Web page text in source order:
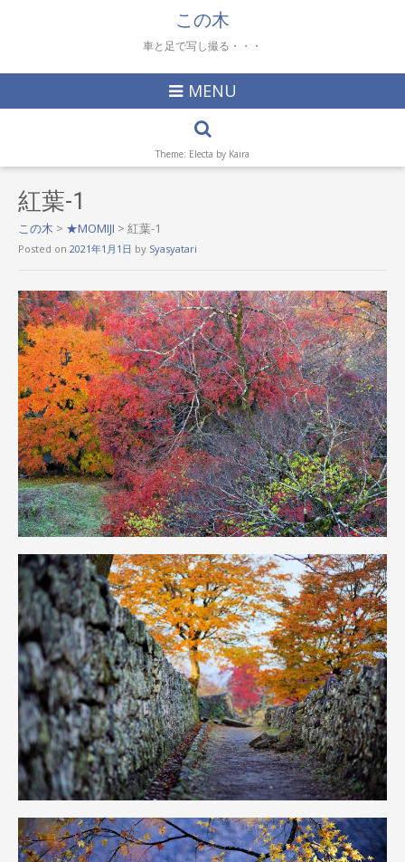
この木
車と足で写し撮る・・・
MENU
Theme: Electa by Kaira
紅葉-1
この木 > ★MOMIJI > 紅葉-1
Posted on 2021年1月1日 by Syasyatari